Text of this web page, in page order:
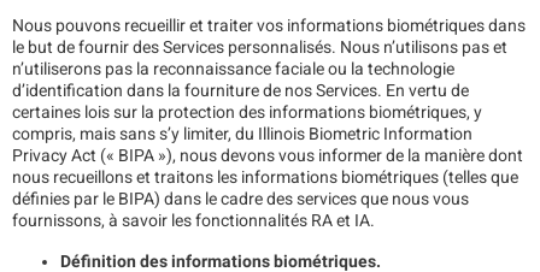
Nous pouvons recueillir et traiter vos informations biométriques dans
le but de fournir des Services personnalisés. Nous n’utilisons pas et
n’utiliserons pas la reconnaissance faciale ou la technologie
d’identification dans la fourniture de nos Services. En vertu de
certaines lois sur la protection des informations biométriques, y
compris, mais sans s’y limiter, du Illinois Biometric Information
Privacy Act (« BIPA »), nous devons vous informer de la manière dont
nous recueillons et traitons les informations biométriques (telles que
définies par le BIPA) dans le cadre des services que nous vous
fournissons, à savoir les fonctionnalités RA et IA.
Définition des informations biométriques.